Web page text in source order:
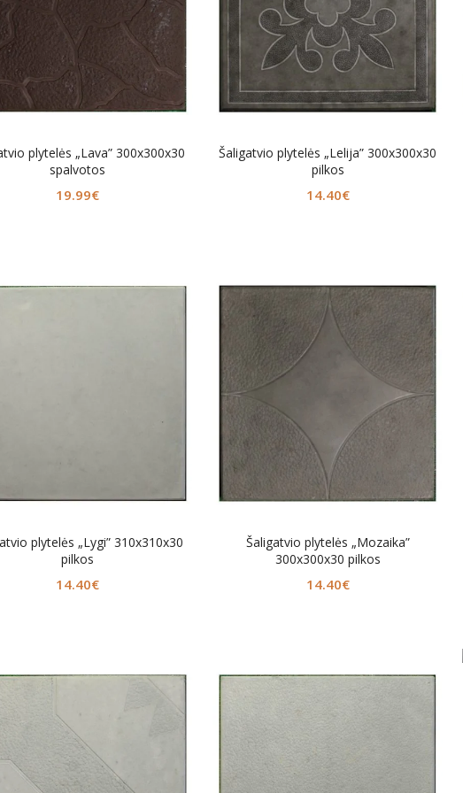
plytelės „Lava” 300x300x30
spalvotos
19.99€
Šaligatvio plytelės „Lelija” 300x300x30
pilkos
14.40€
plytelės „Lygi” 310x310x30
pilkos
14.40€
Šaligatvio plytelės „Mozaika”
300x300x30 pilkos
14.40€